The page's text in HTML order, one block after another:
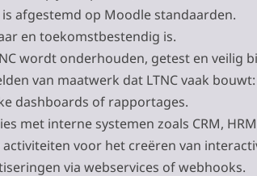
afgestemd op Moodle standaarden.
en toekomstbestendig is.
wordt onderhouden, getest en veilig
van maatwerk dat LTNC vaak bouwt:
dashboards of rapportages.
met interne systemen zoals CRM, HRM
activiteiten voor het creëren van
via webservices of webhooks.